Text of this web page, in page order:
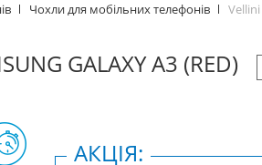
Чохли для мобільних телефонів Vellini
GALAXY A3 (RED)
АКЦІЯ: